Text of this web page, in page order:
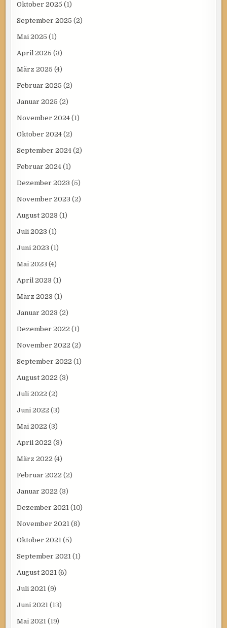
Oktober 2025 (1)
September 2025 (2)
Mai 2025 (1)
April 2025 (3)
März 2025 (4)
Februar 2025 (2)
Januar 2025 (2)
November 2024 (1)
Oktober 2024 (2)
September 2024 (2)
Februar 2024 (1)
Dezember 2023 (5)
November 2023 (2)
August 2023 (1)
Juli 2023 (1)
Juni 2023 (1)
Mai 2023 (4)
April 2023 (1)
März 2023 (1)
Januar 2023 (2)
Dezember 2022 (1)
November 2022 (2)
September 2022 (1)
August 2022 (3)
Juli 2022 (2)
Juni 2022 (3)
Mai 2022 (3)
April 2022 (3)
März 2022 (4)
Februar 2022 (2)
Januar 2022 (3)
Dezember 2021 (10)
November 2021 (8)
Oktober 2021 (5)
September 2021 (1)
August 2021 (6)
Juli 2021 (9)
Juni 2021 (13)
Mai 2021 (19)